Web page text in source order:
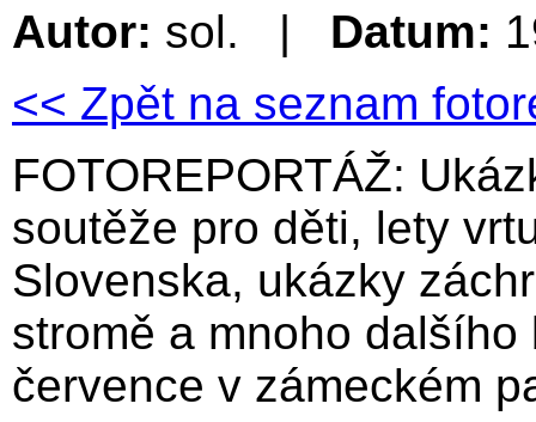
Autor: sol. | Datum:
<< Zpět na seznam
FOTOREPORTÁŽ:
soutěže pro děti, lety
Slovenska, ukázky
stromě a mnoho
července v zámeckém